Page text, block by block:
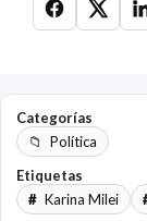
Categorías
Política
Etiquetas
Karina Milei